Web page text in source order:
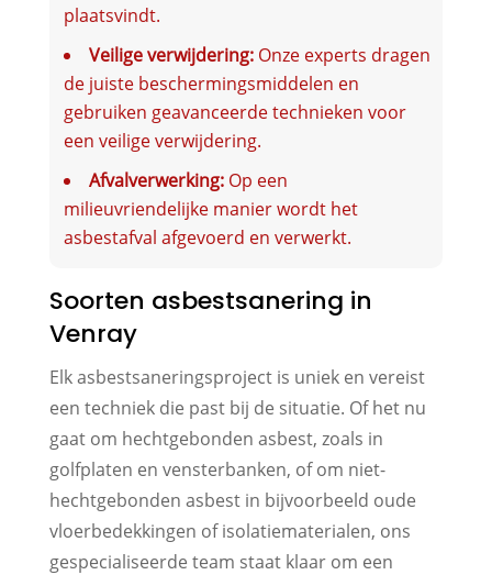
plaatsvindt.
Veilige verwijdering:Onze experts dragen
de juiste beschermingsmiddelen en
gebruiken geavanceerde technieken voor
een veilige verwijdering.
Afvalverwerking:Op een
milieuvriendelijke manier wordt het
asbestafval afgevoerd en verwerkt.
Soorten asbestsanering in
Venray
Elk asbestsaneringsproject is uniek en vereist
een techniek die past bij de situatie. Of het nu
gaat om hechtgebonden asbest, zoals in
golfplaten en vensterbanken, of om niet-
hechtgebonden asbest in bijvoorbeeld oude
vloerbedekkingen of isolatiematerialen, ons
gespecialiseerde team staat klaar om een